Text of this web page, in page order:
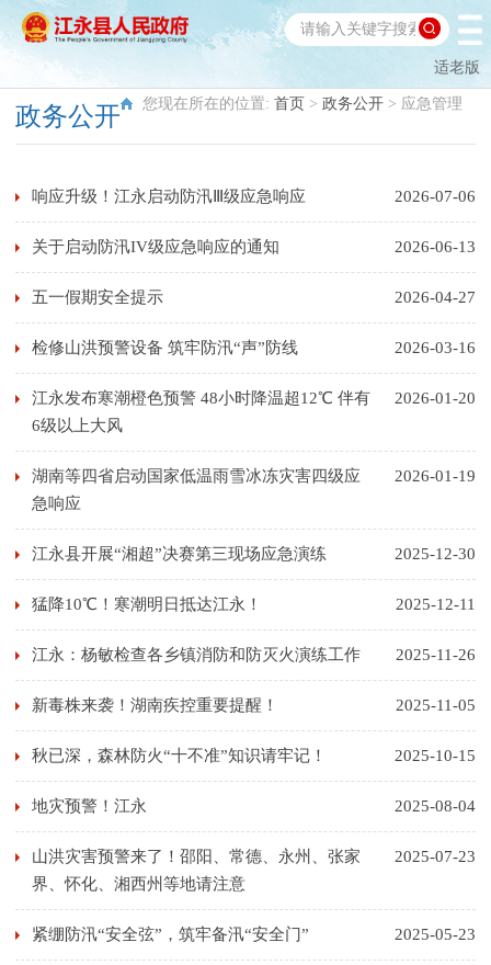
适老版
政务公开 您现在所在的位置: 首页 > 政务公开 > 应急管理
2026-07-06
响应升级！江永启动防汛Ⅲ级应急响应
2026-06-13
关于启动防汛IV级应急响应的通知
2026-04-27
五一假期安全提示
2026-03-16
检修山洪预警设备 筑牢防汛“声”防线
2026-01-20
江永发布寒潮橙色预警 48小时降温超12℃ 伴有
6级以上大风
2026-01-19
湖南等四省启动国家低温雨雪冰冻灾害四级应
急响应
2025-12-30
江永县开展“湘超”决赛第三现场应急演练
2025-12-11
猛降10℃！寒潮明日抵达江永！
2025-11-26
江永：杨敏检查各乡镇消防和防灭火演练工作
2025-11-05
新毒株来袭！湖南疾控重要提醒！
2025-10-15
秋已深，森林防火“十不准”知识请牢记！
2025-08-04
地灾预警！江永
2025-07-23
山洪灾害预警来了！邵阳、常德、永州、张家
界、怀化、湘西州等地请注意
2025-05-23
紧绷防汛“安全弦”，筑牢备汛“安全门”